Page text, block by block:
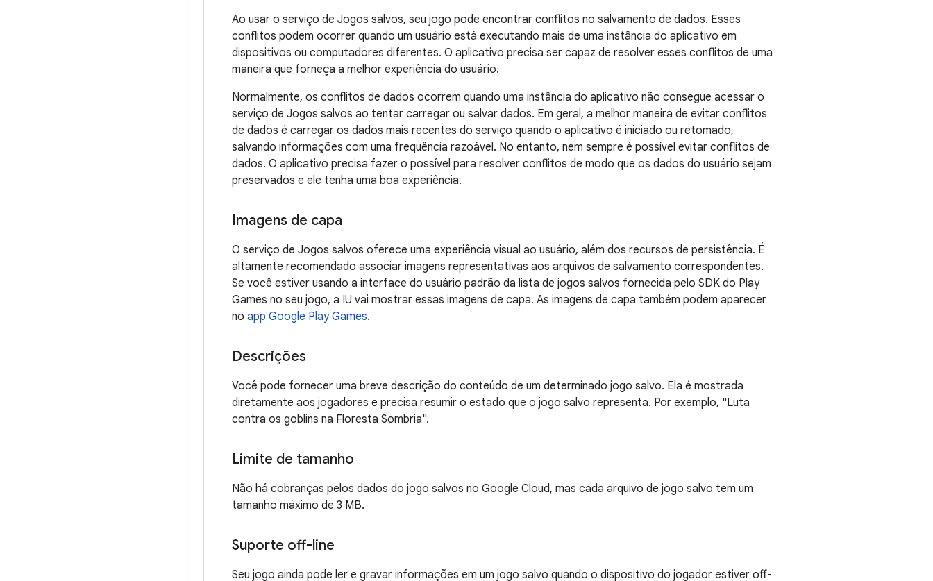
Ao usar o serviço de Jogos salvos, seu jogo pode encontrar conflitos no salvamento de dados. Esses
conflitos podem ocorrer quando um usuário está executando mais de uma instância do aplicativo em
dispositivos ou computadores diferentes. O aplicativo precisa ser capaz de resolver esses conflitos de uma
maneira que forneça a melhor experiência do usuário.
Normalmente, os conflitos de dados ocorrem quando uma instância do aplicativo não consegue acessar o
serviço de Jogos salvos ao tentar carregar ou salvar dados. Em geral, a melhor maneira de evitar conflitos
de dados é carregar os dados mais recentes do serviço quando o aplicativo é iniciado ou retomado,
salvando informações com uma frequência razoável. No entanto, nem sempre é possível evitar conflitos de
dados. O aplicativo precisa fazer o possível para resolver conflitos de modo que os dados do usuário sejam
preservados e ele tenha uma boa experiência.
Imagens de capa
O serviço de Jogos salvos oferece uma experiência visual ao usuário, além dos recursos de persistência. É
altamente recomendado associar imagens representativas aos arquivos de salvamento correspondentes.
Se você estiver usando a interface do usuário padrão da lista de jogos salvos fornecida pelo SDK do Play
Games no seu jogo, a IU vai mostrar essas imagens de capa. As imagens de capa também podem aparecer
no app Google Play Games.
Descrições
Você pode fornecer uma breve descrição do conteúdo de um determinado jogo salvo. Ela é mostrada
diretamente aos jogadores e precisa resumir o estado que o jogo salvo representa. Por exemplo, "Luta
contra os goblins na Floresta Sombria".
Limite de tamanho
Não há cobranças pelos dados do jogo salvos no Google Cloud, mas cada arquivo de jogo salvo tem um
tamanho máximo de 3 MB.
Suporte off-line
Seu jogo ainda pode ler e gravar informações em um jogo salvo quando o dispositivo do jogador estiver off-